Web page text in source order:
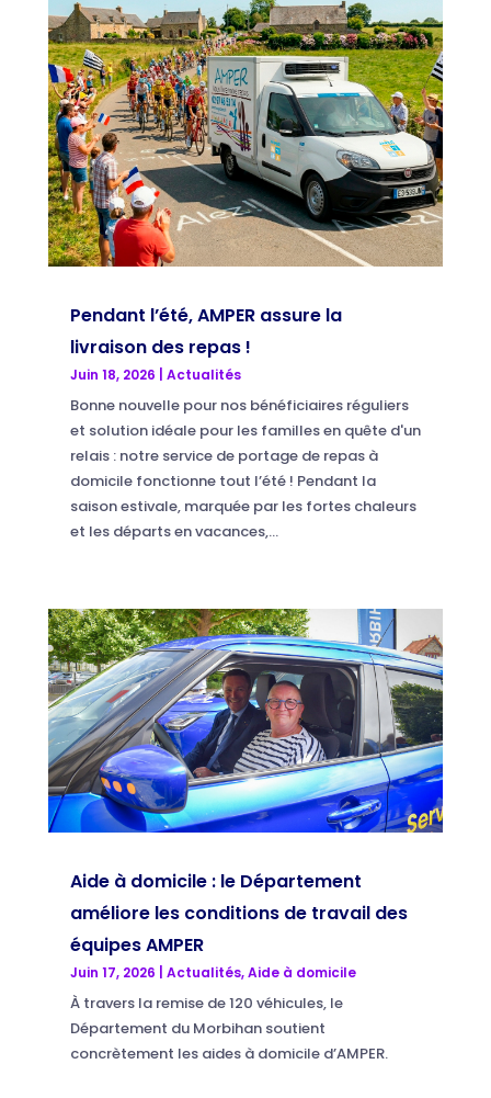
Pendant l’été, AMPER assure la
livraison des repas !
Juin 18, 2026 Actualités
Bonne nouvelle pour nos bénéficiaires réguliers
et solution idéale pour les familles en quête d'un
relais : notre service de portage de repas à
domicile fonctionne tout l’été ! Pendant la
saison estivale, marquée par les fortes chaleurs
et les départs en vacances,...
Aide à domicile : le Département
améliore les conditions de travail des
équipes AMPER
Juin 17, 2026 Actualités,Aide à domicile
À travers la remise de 120 véhicules, le
Département du Morbihan soutient
concrètement les aides à domicile d’AMPER.